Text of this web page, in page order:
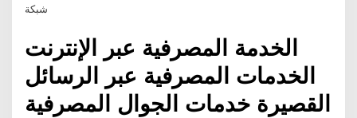
شبكة
الخدمة المصرفية عبر الإنترنت
الخدمات المصرفية عبر الرسائل
القصيرة خدمات الجوال المصرفية